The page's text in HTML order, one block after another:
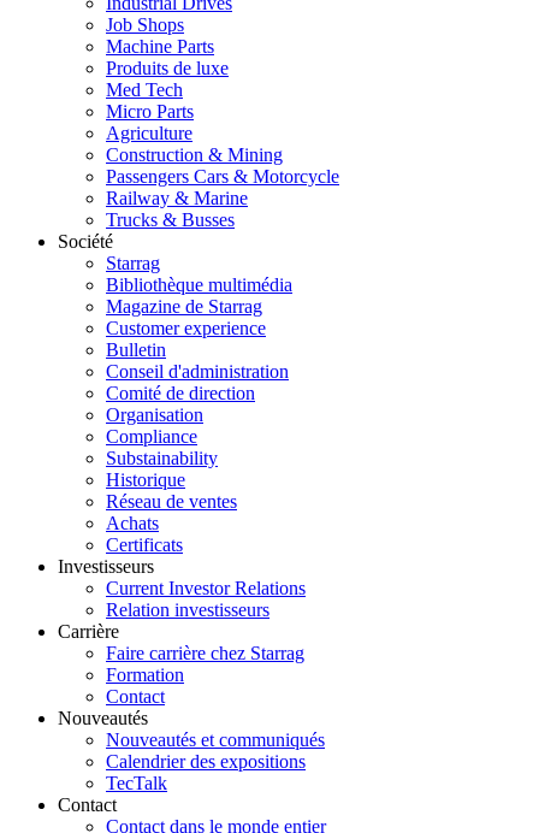
Job Shops
Machine Parts
Produits de luxe
Med Tech
Micro Parts
Agriculture
Construction & Mining
Passengers Cars & Motorcycle
Railway & Marine
Trucks & Busses
Société
Starrag
Bibliothèque multimédia
Magazine de Starrag
Customer experience
Bulletin
Conseil d'administration
Comité de direction
Organisation
Compliance
Substainability
Historique
Réseau de ventes
Achats
Certificats
Investisseurs
Current Investor Relations
Relation investisseurs
Carrière
Faire carrière chez Starrag
Formation
Contact
Nouveautés
Nouveautés et communiqués
Calendrier des expositions
TecTalk
Contact
Contact dans le monde entier